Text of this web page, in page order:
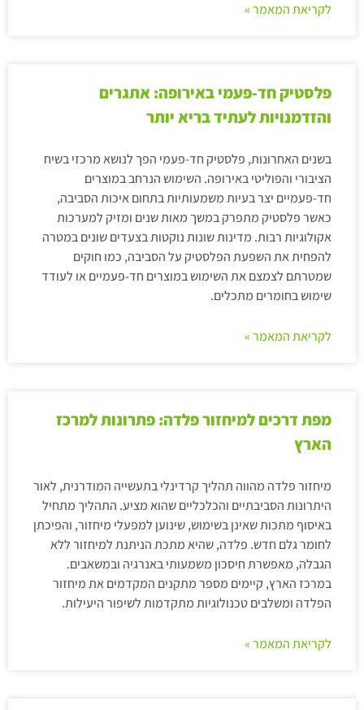
לקריאת המאמר »
פלסטיק חד-פעמי באירופה: אתגרים
והזדמנויות לעתיד בריא יותר
בשנים האחרונות, פלסטיק חד-פעמי הפך לנושא מרכזי בשיח
הציבורי והפוליטי באירופה. השימוש הנרחב במוצרים
חד-פעמיים יצר בעיות משמעותיות בתחום איכות הסביבה,
כאשר פלסטיק מתפרק במשך מאות שנים ומזיק למערכות
אקולוגיות רבות. מדינות שונות נוקטות בצעדים שונים במטרה
להפחית את השפעת הפלסטיק על הסביבה, כמו חוקים
שמטרתם לצמצם את השימוש במוצרים חד-פעמיים או לעודד
שימוש בחומרים מתכלים.
לקריאת המאמר »
מפת דרכים למיחזור פלדה: פתרונות למרכז
הארץ
מיחזור פלדה מהווה תהליך קרדינלי בתעשייה המודרנית, לאור
היתרונות הסביבתיים והכלכליים שהוא מציע. התהליך מתחיל
באיסוף מתכות שאינן בשימוש, שינוען למפעלי מיחזור, והפיכתן
לחומר גלם חדש. פלדה, שהיא מתכת הניתנת למיחזור ללא
הגבלה, מאפשרת חיסכון משמעותי באנרגיה ובמשאבים.
במרכז הארץ, קיימים מספר מתקנים המקדמים את מיחזור
הפלדה ומשלבים טכנולוגיות מתקדמות לשיפור היעילות.
לקריאת המאמר »